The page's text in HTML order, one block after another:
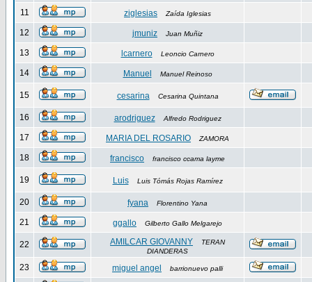
11 ziglesias Zaída Iglesias
12 jmuniz Juan Muñiz
13 lcarnero Leoncio Carnero
14 Manuel Manuel Reinoso
15 cesarina Cesarina Quintana
16 arodriguez Alfredo Rodriguez
17 MARIA DEL ROSARIO ZAMORA
18 francisco francisco ccama layme
19 Luis Luis Tómás Rojas Ramírez
20 fyana Florentino Yana
21 ggallo Gilberto Gallo Melgarejo
22 AMILCAR GIOVANNY
TERAN
DIANDERAS
23 miguel angel barrionuevo palli